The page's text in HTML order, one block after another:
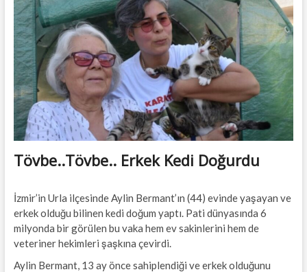
t
t
o
n
Tövbe..Tövbe.. Erkek Kedi Doğurdu
İzmir’in Urla ilçesinde Aylin Bermant’ın (44) evinde yaşayan ve
erkek olduğu bilinen kedi doğum yaptı. Pati dünyasında 6
milyonda bir görülen bu vaka hem ev sakinlerini hem de
veteriner hekimleri şaşkına çevirdi.
Aylin Bermant, 13 ay önce sahiplendiği ve erkek olduğunu